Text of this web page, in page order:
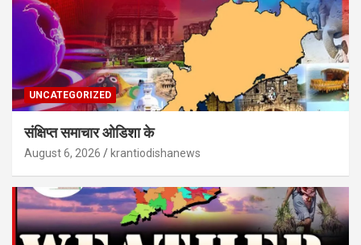
UNCATEGORIZED
संक्षिप्त समाचार ओडिशा के
August 6, 2026 krantiodishanews